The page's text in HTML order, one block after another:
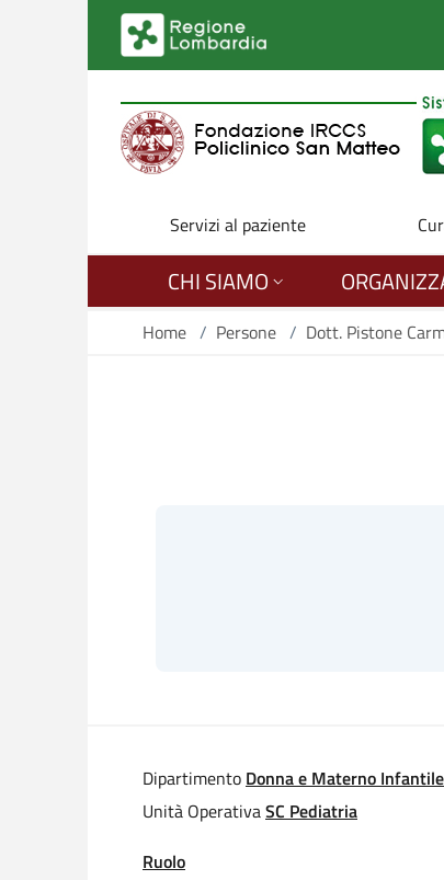
Salta al contenuto principale
Servizi al paziente
CHI SIAMO
Home / Persone / Dott. Pistone
Dipartimento Donna e Materno Infantile
Unità OperativaSC Pediatria
Ruolo